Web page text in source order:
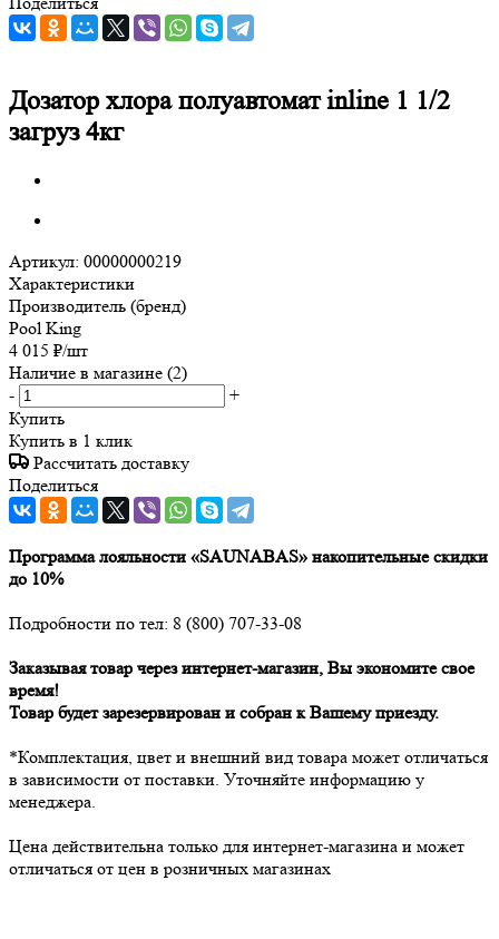
Дозатор хлора полуавтомат inline 1 1/2
загруз 4кг
Артикул: 00000000219
Характеристики
Производитель (бренд)
Pool King
4 015 ₽/шт
Наличие в магазине (2)
-
+
Купить
Купить в 1 клик
Рассчитать доставку
Поделиться
Программа лояльности «SAUNABAS» накопительные скидки
до 10%
Подробности по тел: 8 (800) 707-33-08
Заказывая товар через интернет-магазин, Вы экономите свое
время!
Товар будет зарезервирован и собран к Вашему приезду.
*Комплектация, цвет и внешний вид товара может отличаться
в зависимости от поставки. Уточняйте информацию у
менеджера.
Цена действительна только для интернет-магазина и может
отличаться от цен в розничных магазинах